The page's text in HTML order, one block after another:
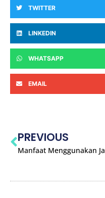
TWITTER
LINKEDIN
WHATSAPP
EMAIL
PREVIOUS